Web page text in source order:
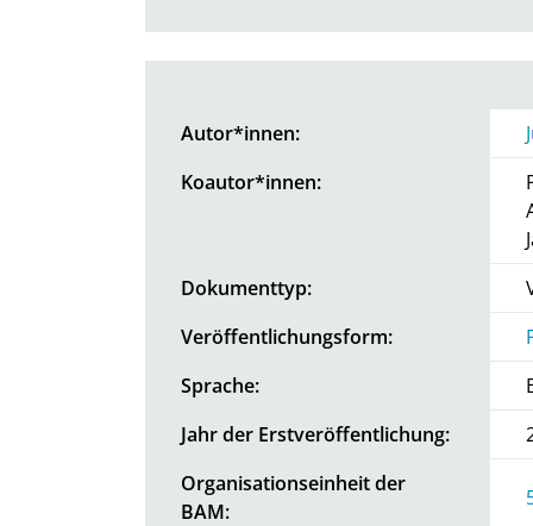
Autor*innen:
Koautor*innen:
Dokumenttyp:
Veröffentlichungsform:
Sprache:
Jahr der Erstveröffentlichung:
Organisationseinheit der
BAM: